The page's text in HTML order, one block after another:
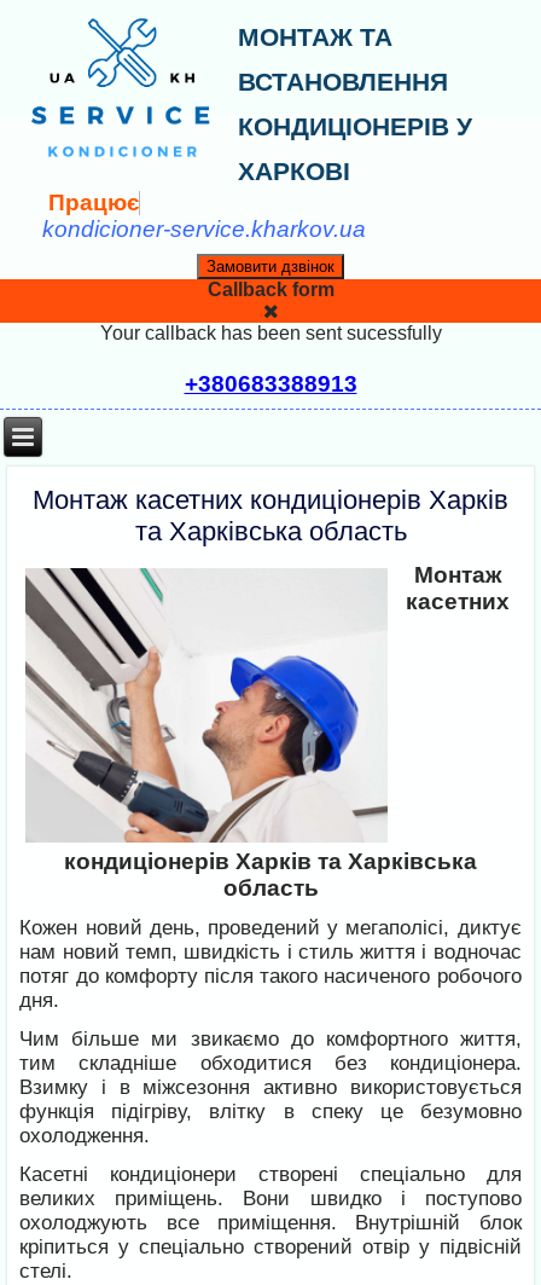
МОНТАЖ ТА
ВСТАНОВЛЕННЯ
КОНДИЦІОНЕРІВ У
ХАРКОВІ
Працює
kondicioner-service.kharkov.ua
Замовити дзвінок
Callback form
Your callback has been sent sucessfully
+380683388913
Монтаж касетних кондиціонерів Харків
та Харківська область
Монтаж
касетних
кондиціонерів Харків та Харківська
область
Кожен новий день, проведений у мегаполісі, диктує
нам новий темп, швидкість і стиль життя і водночас
потяг до комфорту після такого насиченого робочого
дня.
Чим більше ми звикаємо до комфортного життя,
тим складніше обходитися без кондиціонера.
Взимку і в міжсезоння активно використовується
функція підігріву, влітку в спеку це безумовно
охолодження.
Касетні кондиціонери створені спеціально для
великих приміщень. Вони швидко і поступово
охолоджують все приміщення. Внутрішній блок
кріпиться у спеціально створений отвір у підвісній
стелі.